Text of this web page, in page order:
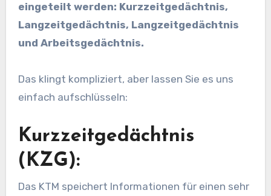
eingeteilt werden: Kurzzeitgedächtnis,
Langzeitgedächtnis, Langzeitgedächtnis
und Arbeitsgedächtnis.
Das klingt kompliziert, aber lassen Sie es uns
einfach aufschlüsseln:
Kurzzeitgedächtnis
(KZG):
Das KTM speichert Informationen für einen sehr